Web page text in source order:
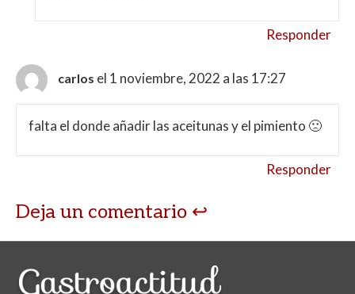
Responder
carlos el 1 noviembre, 2022 a las 17:27
falta el donde añadir las aceitunas y el pimiento 🙁
Responder
Deja un comentario